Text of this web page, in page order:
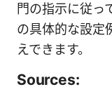
門の指示に従っ
の具体的な設定
えできます。
Sources: